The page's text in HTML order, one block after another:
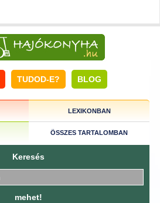
TUDOD-E? BLOG
LEXIKONBAN
ÖSSZES TARTALOMBAN
Keresés
mehet!